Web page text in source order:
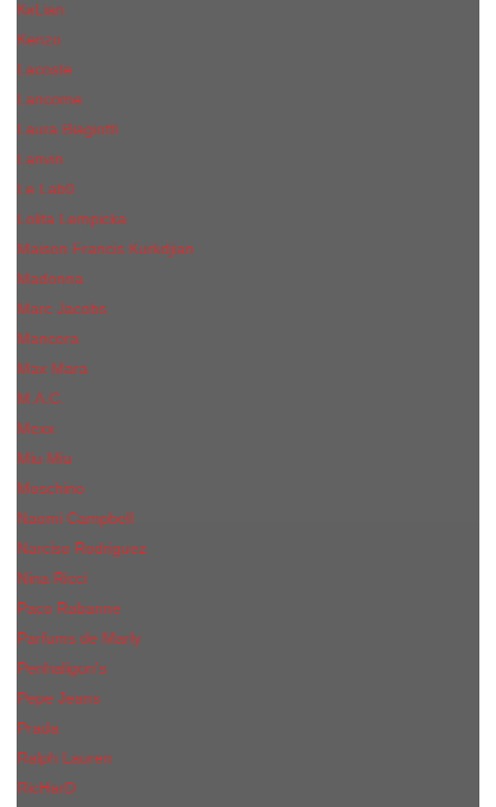
КиLian
Kenzo
Lacoste
Lancome
Laura Biagiotti
Lanvin
Lе Lab0
Lolita Lempicka
Maison Francis Kurkdjian
Madonna
Marc Jacobs
Mancera
Max Mara
M.А.C.
Mexx
Miu Miu
Mоsсhino
Naomi Campbell
Narciso Rodriguez
Nina Ricci
Paco Rabanne
Parfums de Marly
Penhaligon's
Pepe Jeans
Prada
Ralph Lauren
RicHarD